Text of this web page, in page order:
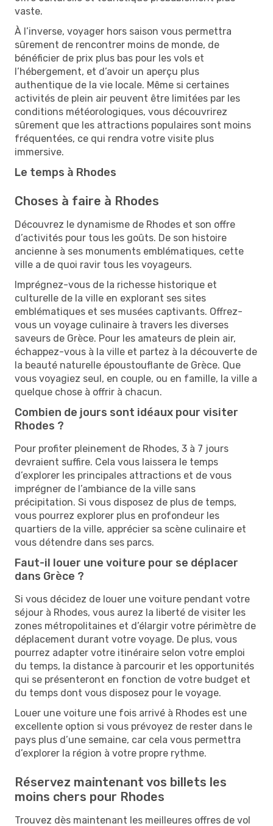
vaste.
À l’inverse, voyager hors saison vous permettra
sûrement de rencontrer moins de monde, de
bénéficier de prix plus bas pour les vols et
l’hébergement, et d’avoir un aperçu plus
authentique de la vie locale. Même si certaines
activités de plein air peuvent être limitées par les
conditions météorologiques, vous découvrirez
sûrement que les attractions populaires sont moins
fréquentées, ce qui rendra votre visite plus
immersive.
Le temps à Rhodes
Choses à faire à Rhodes
Découvrez le dynamisme de Rhodes et son offre
d’activités pour tous les goûts. De son histoire
ancienne à ses monuments emblématiques, cette
ville a de quoi ravir tous les voyageurs.
Imprégnez-vous de la richesse historique et
culturelle de la ville en explorant ses sites
emblématiques et ses musées captivants. Offrez-
vous un voyage culinaire à travers les diverses
saveurs de Grèce. Pour les amateurs de plein air,
échappez-vous à la ville et partez à la découverte de
la beauté naturelle époustouflante de Grèce. Que
vous voyagiez seul, en couple, ou en famille, la ville a
quelque chose à offrir à chacun.
Combien de jours sont idéaux pour visiter
Rhodes ?
Pour profiter pleinement de Rhodes, 3 à 7 jours
devraient suffire. Cela vous laissera le temps
d’explorer les principales attractions et de vous
imprégner de l’ambiance de la ville sans
précipitation. Si vous disposez de plus de temps,
vous pourrez explorer plus en profondeur les
quartiers de la ville, apprécier sa scène culinaire et
vous détendre dans ses parcs.
Faut-il louer une voiture pour se déplacer
dans Grèce ?
Si vous décidez de louer une voiture pendant votre
séjour à Rhodes, vous aurez la liberté de visiter les
zones métropolitaines et d’élargir votre périmètre de
déplacement durant votre voyage. De plus, vous
pourrez adapter votre itinéraire selon votre emploi
du temps, la distance à parcourir et les opportunités
qui se présenteront en fonction de votre budget et
du temps dont vous disposez pour le voyage.
Louer une voiture une fois arrivé à Rhodes est une
excellente option si vous prévoyez de rester dans le
pays plus d’une semaine, car cela vous permettra
d’explorer la région à votre propre rythme.
Réservez maintenant vos billets les
moins chers pour Rhodes
Trouvez dès maintenant les meilleures offres de vol